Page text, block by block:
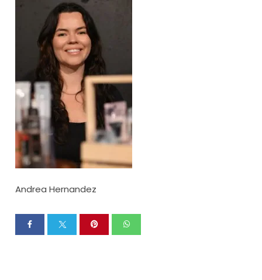
Andrea Hernandez